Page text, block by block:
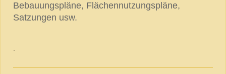
Bebauungspläne, Flächennutzungspläne,
Satzungen usw.
.